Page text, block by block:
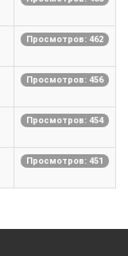
Просмотров: 462
Просмотров: 456
Просмотров: 454
Просмотров: 451